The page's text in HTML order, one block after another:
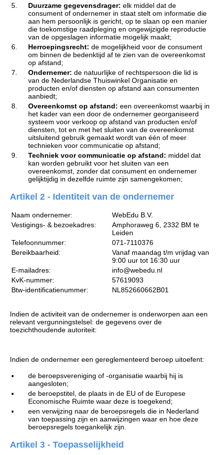
5.
Duurzame gegevensdrager: elk middel dat de
consument of ondernemer in staat stelt om informatie die
aan hem persoonlijk is gericht, op te slaan op een manier
die toekomstige raadpleging en ongewijzigde reproductie
van de opgeslagen informatie mogelijk maakt;
6.
Herroepingsrecht: de mogelijkheid voor de consument
om binnen de bedenktijd af te zien van de overeenkomst
op afstand;
7.
Ondernemer: de natuurlijke of rechtspersoon die lid is
van de Nederlandse Thuiswinkel Organisatie en
producten en/of diensten op afstand aan consumenten
aanbiedt;
8.
Overeenkomst op afstand: een overeenkomst waarbij in
het kader van een door de ondernemer georganiseerd
systeem voor verkoop op afstand van producten en/of
diensten, tot en met het sluiten van de overeenkomst
uitsluitend gebruik gemaakt wordt van één of meer
technieken voor communicatie op afstand;
9.
Techniek voor communicatie op afstand: middel dat
kan worden gebruikt voor het sluiten van een
overeenkomst, zonder dat consument en ondernemer
gelijktijdig in dezelfde ruimte zijn samengekomen;
Artikel 2 - Identiteit van de ondernemer
Naam ondernemer:
WebEdu B.V.
Vestigings- & bezoekadres:
Amphoraweg 6, 2332 BM te
Leiden
Telefoonnummer:
071-7110376
Bereikbaarheid:
Vanaf maandag t/m vrijdag van
9:00 uur tot 16:30 uur
E-mailadres:
info@webedu.nl
KvK-nummer:
57619093
Btw-identificatienummer:
NL852660662B01
Indien de activiteit van de ondernemer is onderworpen aan een
relevant vergunningstelsel: de gegevens over de
toezichthoudende autoriteit:
Indien de ondernemer een gereglementeerd beroep uitoefent:
▪
de beroepsvereniging of -organisatie waarbij hij is
aangesloten;
▪
de beroepstitel, de plaats in de EU of de Europese
Economische Ruimte waar deze is toegekend;
▪
een verwijzing naar de beroepsregels die in Nederland
van toepassing zijn en aanwijzingen waar en hoe deze
beroepsregels toegankelijk zijn.
Artikel 3 - Toepasselijkheid